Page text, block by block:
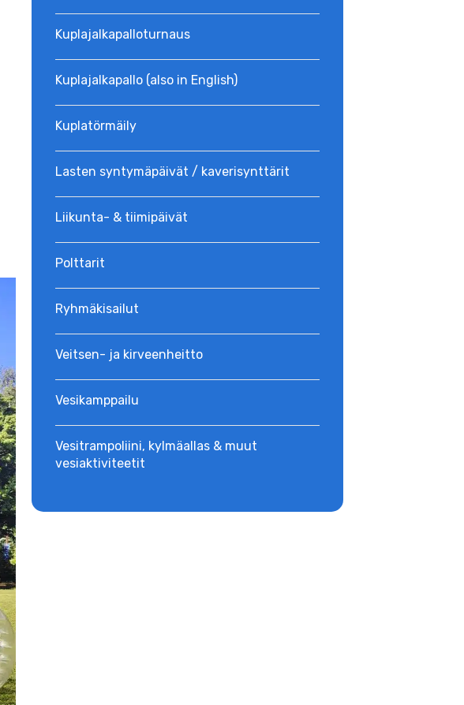
Kuplajalka­palloturnaus
Kuplajalkapallo (also in English)
Kuplatörmäily
Lasten syntymäpäivät / kaverisynttärit
Liikunta- & tiimipäivät
Polttarit
Ryhmäkisailut
Veitsen- ja kirveenheitto
Vesikamppailu
Vesitrampoliini, kylmäallas & muut
vesiaktiviteetit